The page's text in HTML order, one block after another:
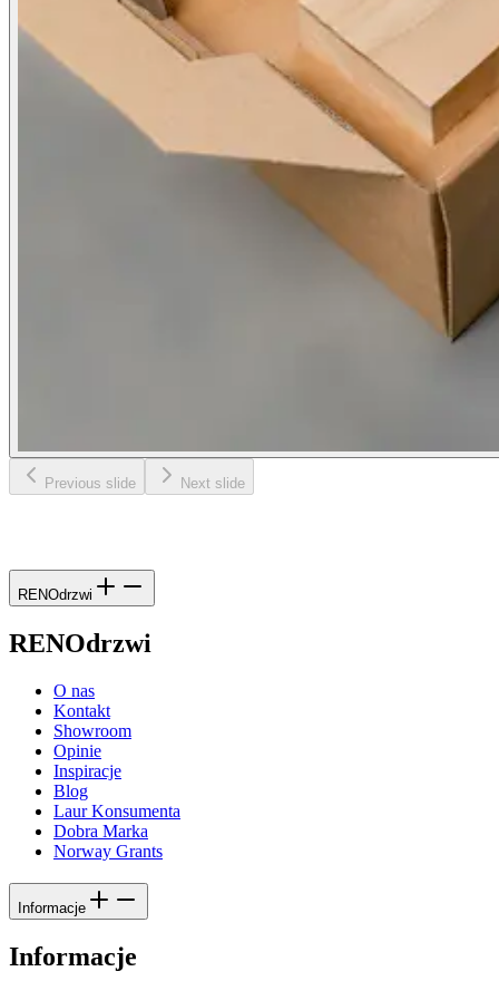
Previous slide Next slide
RENOdrzwi
RENOdrzwi
O nas
Kontakt
Showroom
Opinie
Inspiracje
Blog
Laur Konsumenta
Dobra Marka
Norway Grants
Informacje
Informacje